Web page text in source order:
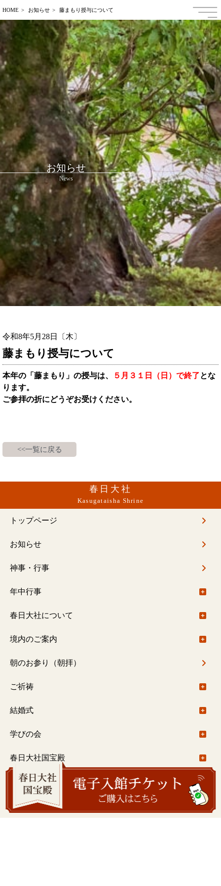
HOME お知らせ 藤まもり授与について
お知らせ
News
令和8年5月28日〔木〕
藤まもり授与について
本年の「藤まもり」の授与は、 ５月３１日（日）で終了とな
ります。
ご参拝の折にどうぞお受けください。
<<一覧に戻る
春日大社
Kasugataisha Shrine
トップページ
お知らせ
神事・行事
年中行事
年中行事について
春日大社社伝神楽
春日大社禰宜座狂言
春日大社について
ご由緒
基本情報
御札・御守
境内のご案内
境内のご案内について
御本社（大宮）回廊内
一之鳥居〜御本社（大宮）
御本社（大宮）〜紀伊神社
御本社（大宮）～水谷神社
若宮十五社めぐり
水谷九社めぐり
朝のお参り（朝拝）
ご祈祷
ご祈祷について
出張祭典
結婚式
結婚式について
注意事項
ご予約について
挙式料
学びの会
学びの会について
旬祭講話
春日山錬成会
春日大社国宝殿
春日大社国宝殿について
展示のご案内
萬葉植物園
萬葉植物園について
春日荷茶屋
日本語
ENGLISH
中文繁体字
中文簡体字
한국어
Français